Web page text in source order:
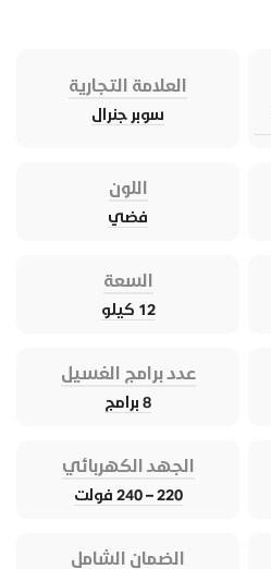
العلامة التجارية
سوبر جنرال
اللون
فضي
السعة
12 كيلو
عدد برامج الغسيل
8 برامج
الجهد الكهربائي
220 – 240 فولت
الضمان الشامل